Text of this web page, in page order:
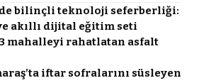
bilinçli teknoloji seferberliği:
akıllı dijital eğitim seti
mahalleyi rahatlatan asfalt
iftar sofralarını süsleyen